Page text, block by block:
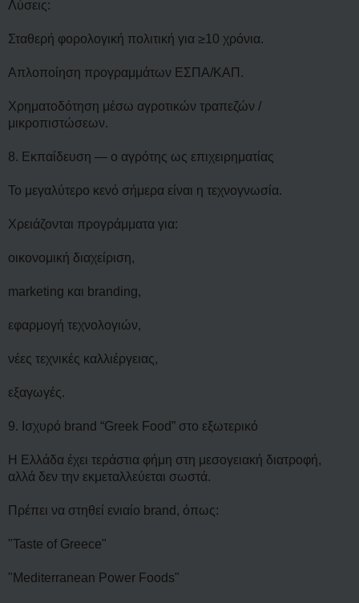
Λύσεις:
Σταθερή φορολογική πολιτική για ≥10 χρόνια.
Απλοποίηση προγραμμάτων ΕΣΠΑ/ΚΑΠ.
Χρηματοδότηση μέσω αγροτικών τραπεζών /
μικροπιστώσεων.
8. Εκπαίδευση — ο αγρότης ως επιχειρηματίας
Το μεγαλύτερο κενό σήμερα είναι η τεχνογνωσία.
Χρειάζονται προγράμματα για:
οικονομική διαχείριση,
marketing και branding,
εφαρμογή τεχνολογιών,
νέες τεχνικές καλλιέργειας,
εξαγωγές.
9. Ισχυρό brand “Greek Food” στο εξωτερικό
Η Ελλάδα έχει τεράστια φήμη στη μεσογειακή διατροφή,
αλλά δεν την εκμεταλλεύεται σωστά.
Πρέπει να στηθεί ενιαίο brand, όπως:
"Taste of Greece"
"Mediterranean Power Foods"